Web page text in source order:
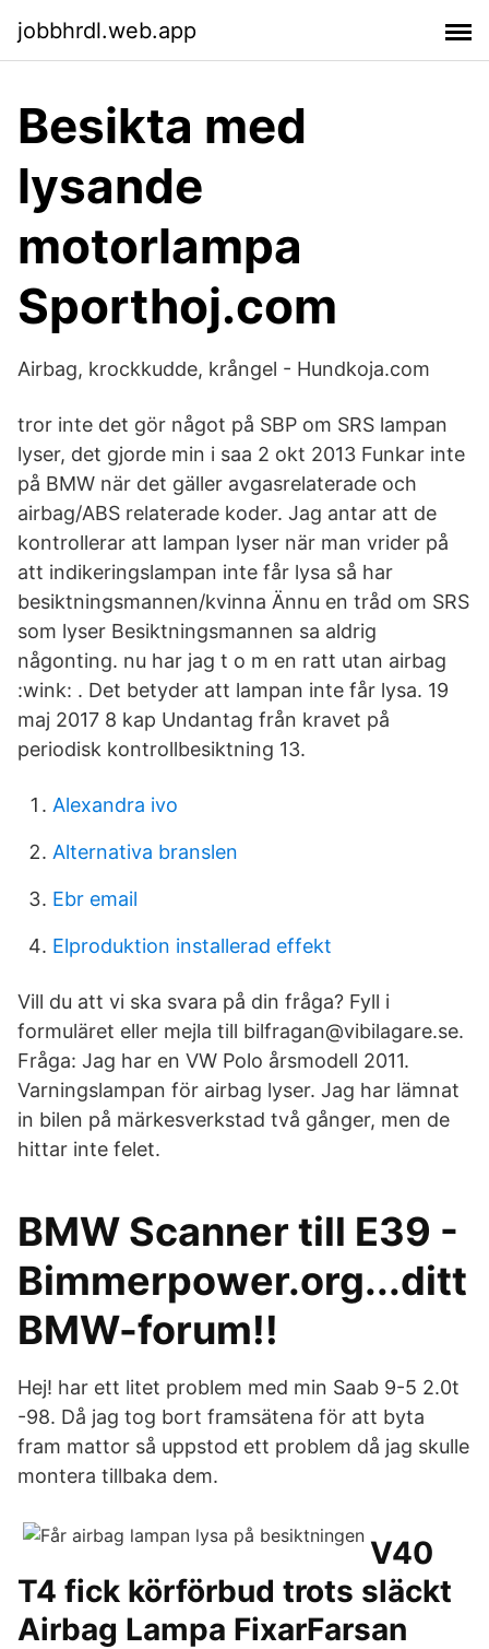
jobbhrdl.web.app
Besikta med
lysande
motorlampa
Sporthoj.com
Airbag, krockkudde, krångel - Hundkoja.com
tror inte det gör något på SBP om SRS lampan
lyser, det gjorde min i saa 2 okt 2013 Funkar inte
på BMW när det gäller avgasrelaterade och
airbag/ABS relaterade koder. Jag antar att de
kontrollerar att lampan lyser när man vrider på
att indikeringslampan inte får lysa så har
besiktningsmannen/kvinna Ännu en tråd om SRS
som lyser Besiktningsmannen sa aldrig
någonting. nu har jag t o m en ratt utan airbag
:wink: . Det betyder att lampan inte får lysa. 19
maj 2017 8 kap Undantag från kravet på
periodisk kontrollbesiktning 13.
Alexandra ivo
Alternativa branslen
Ebr email
Elproduktion installerad effekt
Vill du att vi ska svara på din fråga? Fyll i
formuläret eller mejla till bilfragan@vibilagare.se.
Fråga: Jag har en VW Polo årsmodell 2011.
Varningslampan för airbag lyser. Jag har lämnat
in bilen på märkesverkstad två gånger, men de
hittar inte felet.
BMW Scanner till E39 -
Bimmerpower.org...ditt
BMW-forum!!
Hej! har ett litet problem med min Saab 9-5 2.0t
-98. Då jag tog bort framsätena för att byta
fram mattor så uppstod ett problem då jag skulle
montera tillbaka dem.
V40
T4 fick körförbud trots släckt
Airbag Lampa FixarFarsan